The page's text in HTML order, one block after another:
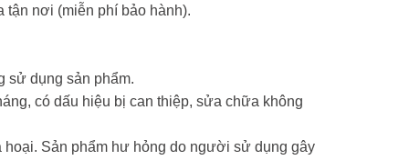
nơi (miễn phí bảo hành).
sử dụng sản phẩm.
có dấu hiệu bị can thiệp, sửa chữa không
hoại. Sản phẩm hư hỏng do người sử dụng gây